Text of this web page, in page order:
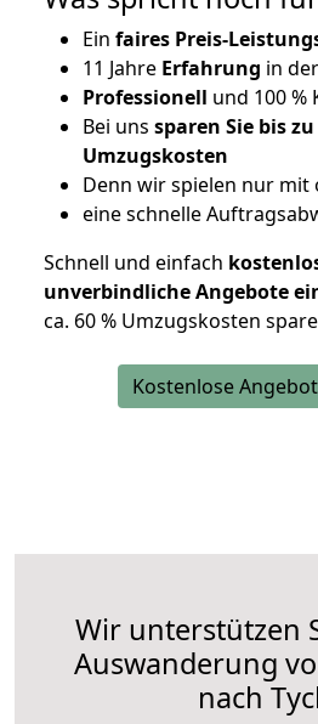
Ein faires Preis-
11 Jahre Erfahrung in
Professionell und 100 %
Bei uns sparen Sie bis zu
Umzugskosten
Denn wir spielen nur mit
eine schnelle
Schnell und einfach
unverbindliche Angebote
ca. 60 % Umzugskosten
Kostenlose
Wir unterstützen
Auswanderung
nach